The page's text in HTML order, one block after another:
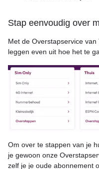
Stap eenvoudig over
Met de Overstapservice
leggen even uit hoe het te
Om over te stappen van je
je gewoon onze
zelf je je oude abonnement